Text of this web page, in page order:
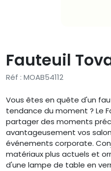
Fauteuil
Réf : MOAB54112
Vous êtes en quête d'un
tendance du moment ? Le
partager des moments
avantageusement vos
événements corporate.
matériaux plus actuels et
d'une lampe de table en